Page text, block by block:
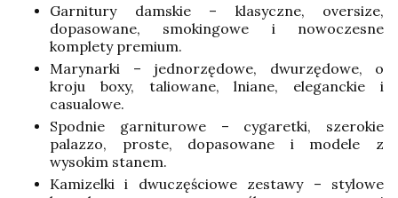
Garnitury damskie – klasyczne, oversize,
dopasowane, smokingowe i nowoczesne
komplety premium.
Marynarki – jednorzędowe, dwurzędowe, o
kroju boxy, taliowane, lniane, eleganckie i
casualowe.
Spodnie garniturowe – cygaretki, szerokie
palazzo, proste, dopasowane i modele z
wysokim stanem.
Kamizelki i dwuczęściowe zestawy – stylowe